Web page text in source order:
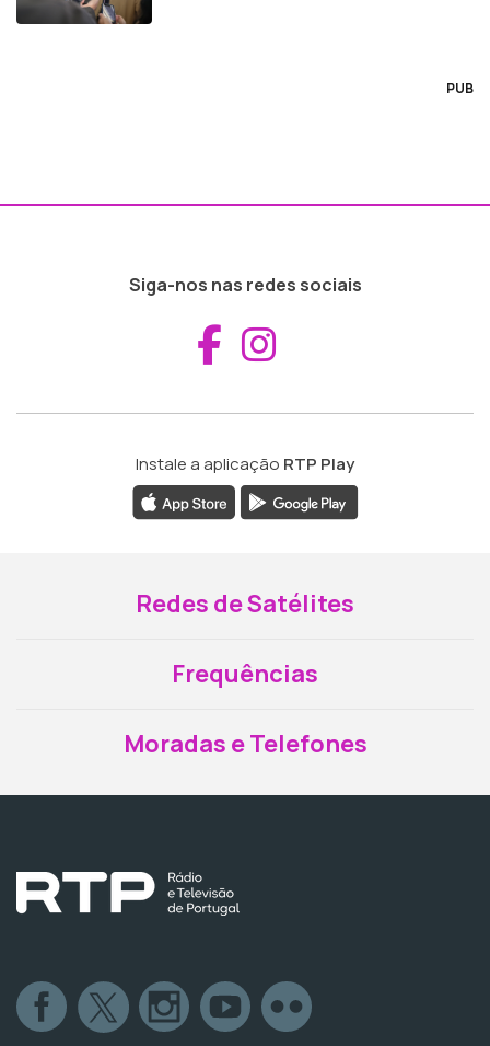
PUB
Siga-nos nas redes sociais
Aceder ao
Instale a aplicação RTP Play
Redes de Satélites
Frequências
Moradas e Telefones